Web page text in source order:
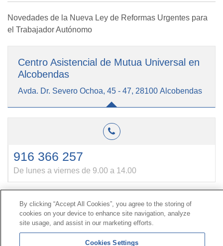
Novedades de la Nueva Ley de Reformas Urgentes para
el Trabajador Autónomo
Centro Asistencial de Mutua Universal en
Alcobendas
Avda. Dr. Severo Ochoa, 45 - 47, 28100 Alcobendas
916 366 257
De lunes a viernes de 9.00 a 14.00
Contacto|Perfil do contratante|Reclamacións
Liña Universal 900 203 203|Zona Privada Comisión de
By clicking “Accept All Cookies”, you agree to the storing of
cookies on your device to enhance site navigation, analyze
site usage, and assist in our marketing efforts.
Cookies Settings